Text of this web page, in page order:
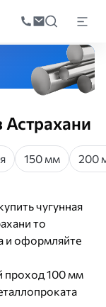
по
металлов
150 мм 200
чугунная
то
и оформляйте
проход 100 мм